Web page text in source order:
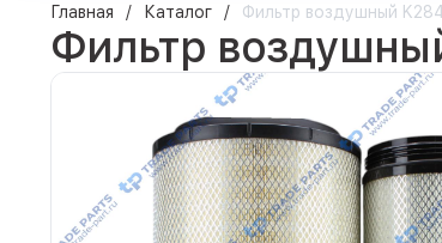
Главная Каталог Фильтр воздушный
Фильтр